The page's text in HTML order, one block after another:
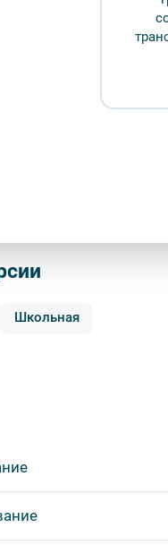
здание первой
III»,
пл. Островского
Школьная